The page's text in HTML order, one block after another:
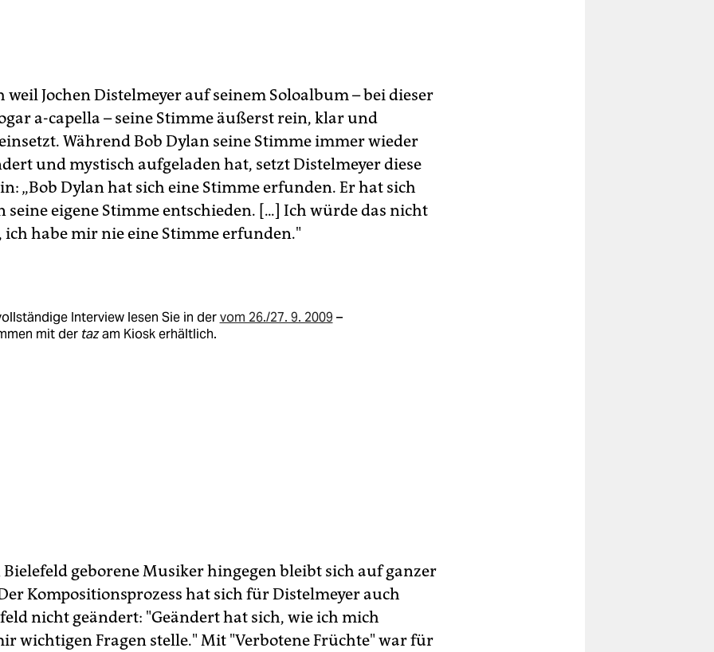
weil Jochen Distelmeyer auf seinem Soloalbum – bei dieser
a-capella – seine Stimme äußerst rein, klar und
Während Bob Dylan seine Stimme immer wieder
und mystisch aufgeladen hat, setzt Distelmeyer diese
„Bob Dylan hat sich eine Stimme erfunden. Er hat sich
seine eigene Stimme entschieden. [...] Ich würde das nicht
ich habe mir nie eine Stimme erfunden."
Interview lesen Sie in dervom 26./27. 9. 2009 –
mit der tazam Kiosk erhältlich.
Bielefeld geborene Musiker hingegen bleibt sich auf ganzer
Kompositionsprozess hat sich für Distelmeyer auch
nicht geändert: "Geändert hat sich, wie ich mich
wichtigen Fragen stelle." Mit "Verbotene Früchte" war für